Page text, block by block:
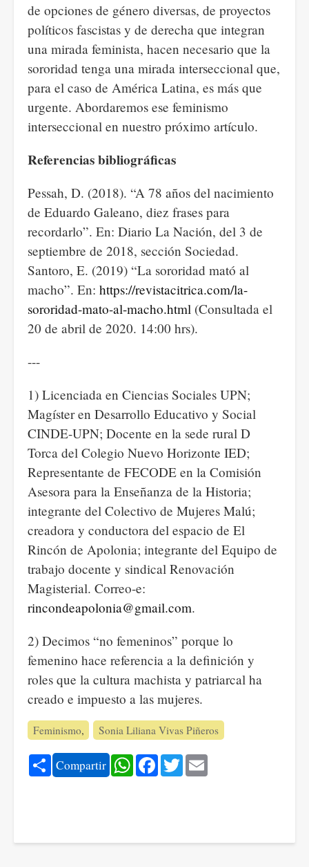
de opciones de género diversas, de proyectos
políticos fascistas y de derecha que integran
una mirada feminista, hacen necesario que la
sororidad tenga una mirada interseccional que,
para el caso de América Latina, es más que
urgente. Abordaremos ese feminismo
interseccional en nuestro próximo artículo.
Referencias bibliográficas
Pessah, D. (2018). “A 78 años del nacimiento
de Eduardo Galeano, diez frases para
recordarlo”. En: Diario La Nación, del 3 de
septiembre de 2018, sección Sociedad.
Santoro, E. (2019) “La sororidad mató al
macho”. En: https://revistacitrica.com/la-
sororidad-mato-al-macho.html (Consultada el
20 de abril de 2020. 14:00 hrs).
---
1) Licenciada en Ciencias Sociales UPN;
Magíster en Desarrollo Educativo y Social
CINDE-UPN; Docente en la sede rural D
Torca del Colegio Nuevo Horizonte IED;
Representante de FECODE en la Comisión
Asesora para la Enseñanza de la Historia;
integrante del Colectivo de Mujeres Malú;
creadora y conductora del espacio de El
Rincón de Apolonia; integrante del Equipo de
trabajo docente y sindical Renovación
Magisterial. Correo-e:
rincondeapolonia@gmail.com.
2) Decimos “no femeninos” porque lo
femenino hace referencia a la definición y
roles que la cultura machista y patriarcal ha
creado e impuesto a las mujeres.
Feminismo Sonia Liliana Vivas Piñeros
Share
Compartir WhatsApp
Facebook
Twitter